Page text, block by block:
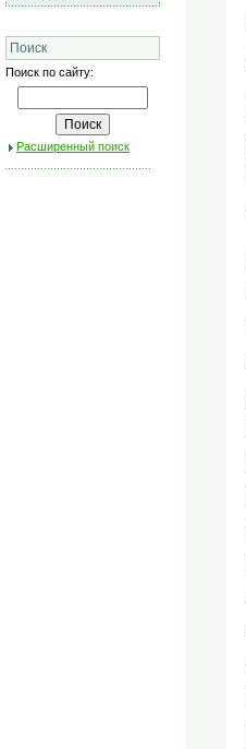
Поиск
Поиск по сайту:
Расширенный поиск